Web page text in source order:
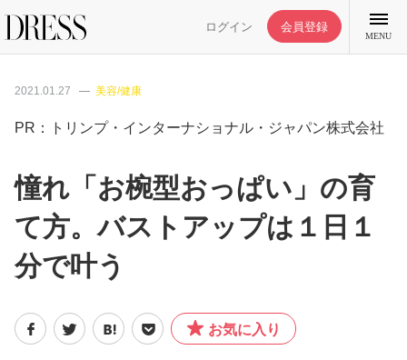
ログイン 会員登録
MENU
特集記事
DRESS部活
ライフスタイル
ファッション
2021.01.27 美容/健康
PR：トリンプ・インターナショナル・ジャパン株式会社
憧れ「お椀型おっぱい」の育
て方。バストアップは１日１
分で叶う
お気に入り